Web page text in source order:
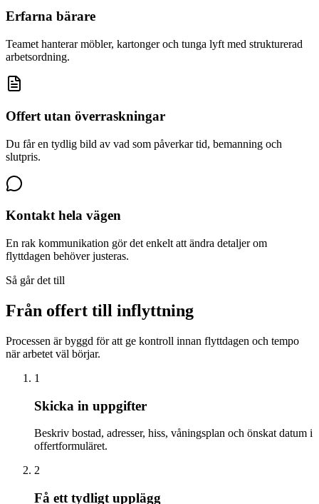
Erfarna bärare
Teamet hanterar möbler, kartonger och tunga lyft med strukturerad
arbetsordning.
Offert utan överraskningar
Du får en tydlig bild av vad som påverkar tid, bemanning och
slutpris.
Kontakt hela vägen
En rak kommunikation gör det enkelt att ändra detaljer om
flyttdagen behöver justeras.
Så går det till
Från offert till inflyttning
Processen är byggd för att ge kontroll innan flyttdagen och tempo
när arbetet väl börjar.
1
Skicka in uppgifter
Beskriv bostad, adresser, hiss, våningsplan och önskat datum i
offertformuläret.
2
Få ett tydligt upplägg